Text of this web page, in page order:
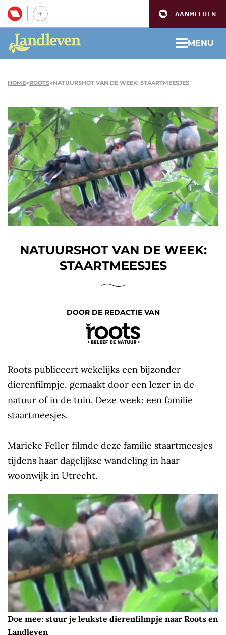
AANMELDEN
MENU
HOME>ROOTS>NATUURSHOT VAN DE WEEK: STAARTMEESJES
NATUURSHOT VAN DE WEEK:
STAARTMEESJES
DOOR DE REDACTIE VAN
Roots publiceert wekelijks een bijzonder
dierenfilmpje, gemaakt door een lezer in de
natuur of in de tuin. Deze week: een familie
staartmeesjes.
Marieke Feller filmde deze familie staartmeesjes
tijdens haar dagelijkse wandeling in haar
woonwijk in Utrecht.
Doe mee: stuur je leukste dierenfilmpje naar Roots en
Landleven